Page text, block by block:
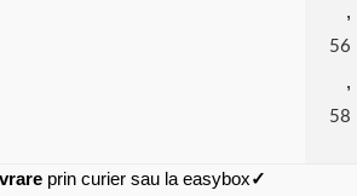
,
56
,
58
prin curier sau la easybox✓